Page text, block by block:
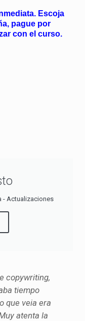
Escoja
pague por
con el curso.
- Actualizaciones
copywriting,
tiempo
que veia era
atenta la